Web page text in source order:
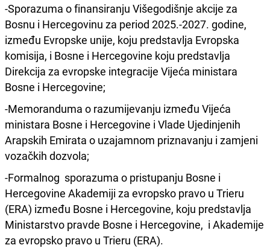
-Sporazuma o finansiranju Višegodišnje akcije za
Bosnu i Hercegovinu za period 2025.-2027. godine,
između Evropske unije, koju predstavlja Evropska
komisija, i Bosne i Hercegovine koju predstavlja
Direkcija za evropske integracije Vijeća ministara
Bosne i Hercegovine;
-Memoranduma o razumijevanju između Vijeća
ministara Bosne i Hercegovine i Vlade Ujedinjenih
Arapskih Emirata o uzajamnom priznavanju i zamjeni
vozačkih dozvola;
-Formalnog sporazuma o pristupanju Bosne i
Hercegovine Akademiji za evropsko pravo u Trieru
(ERA) između Bosne i Hercegovine, koju predstavlja
Ministarstvo pravde Bosne i Hercegovine, i Akademije
za evropsko pravo u Trieru (ERA).